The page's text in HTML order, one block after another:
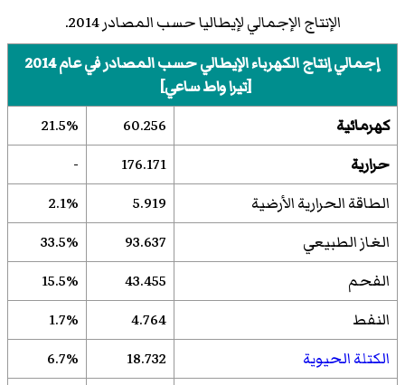
الإنتاج الإجمالي لإيطاليا حسب المصادر 2014.
إجمالي إنتاج الكهرباء الإيطالي حسب المصادر في عام 2014
[تيرا واط ساعي]
كهرمائية
60.256
21.5%
حرارية
176.171
-
الطاقة الحرارية الأرضية
5.919
2.1%
الغاز الطبيعي
93.637
33.5%
الفحم
43.455
15.5%
النفط
4.764
1.7%
الكتلة الحيوية
18.732
6.7%